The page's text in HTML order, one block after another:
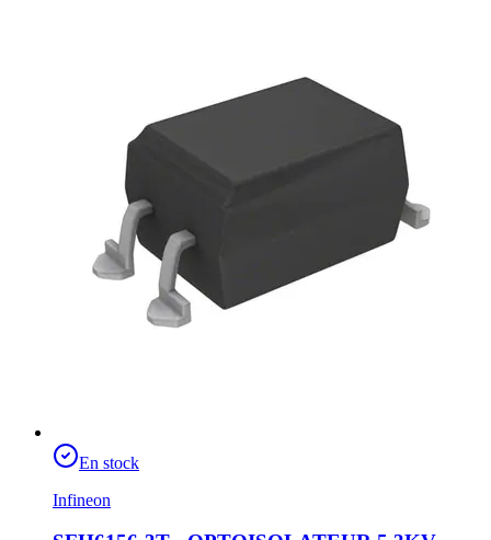
En stock
Infineon